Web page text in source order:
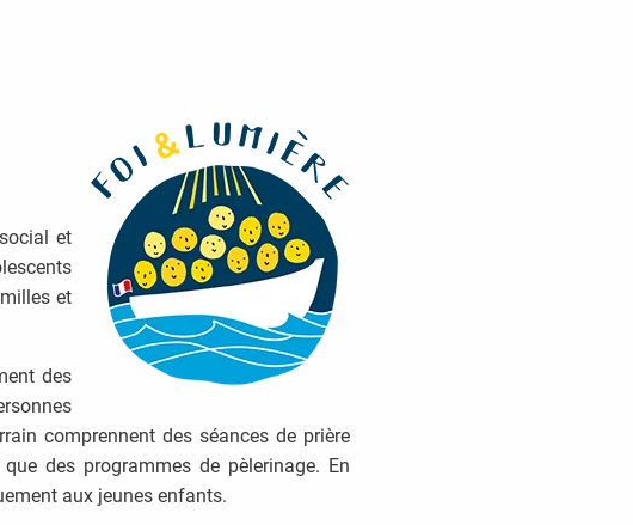
et
et
des
comprennent des séances de prière
des programmes de pèlerinage. En
aux jeunes enfants.